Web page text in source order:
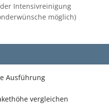
Intensivreinigung
möglich)
Ausführung
vergleichen